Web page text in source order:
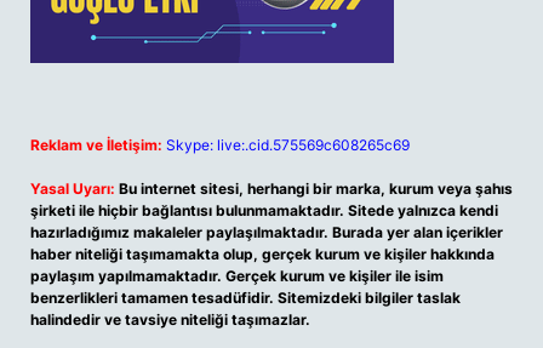
Reklam ve İletişim: Skype: live:.cid.575569c608265c69
Yasal Uyarı: Bu internet sitesi, herhangi bir marka, kurum veya şahıs
şirketi ile hiçbir bağlantısı bulunmamaktadır. Sitede yalnızca kendi
hazırladığımız makaleler paylaşılmaktadır. Burada yer alan içerikler
haber niteliği taşımamakta olup, gerçek kurum ve kişiler hakkında
paylaşım yapılmamaktadır. Gerçek kurum ve kişiler ile isim
benzerlikleri tamamen tesadüfidir. Sitemizdeki bilgiler taslak
halindedir ve tavsiye niteliği taşımazlar.